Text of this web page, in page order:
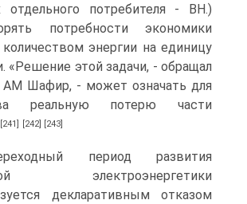
отдельного потребителя - ВН.)
потребности экономики
энергии на единицу
«Решение этой задачи, - обращал
АМ Шафир, - может означать для
реальную потерю части
[241] [242] [243]
период развития
электроэнергетики
декларативным отказом